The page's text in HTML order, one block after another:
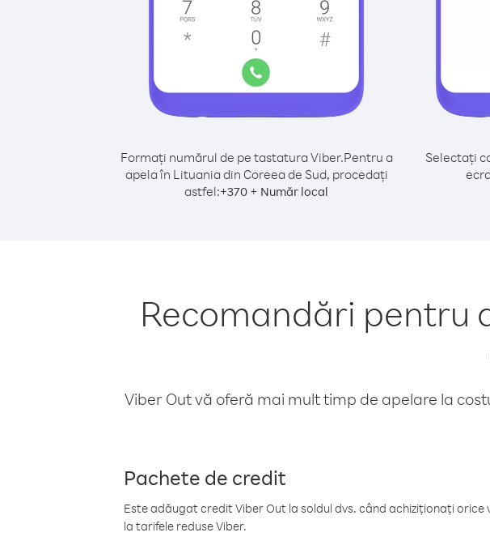
Formați numărul de pe tastatura Viber.Pentru a
apela în Lituania din Coreea de Sud, procedați
astfel:+370 + Număr local
Selectați
Recomandări pentru
Viber Out vă oferă mai mult timp de apelare la
Pachete de credit
Este adăugat credit Viber Out la soldul dvs. când achiziționați
la tarifele reduse Viber.